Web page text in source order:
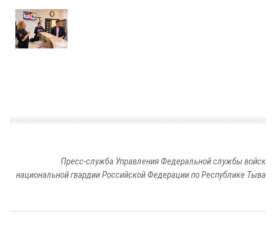
Пресс-служба Управления Федеральной службы войск
национальной гвардии Российской Федерации по Республике Тыва